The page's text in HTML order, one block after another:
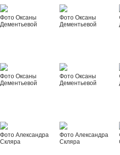
Фото Оксаны
Дементьевой
Фото Оксаны
Дементьевой
Фото Оксаны
Дементьевой
Фото Оксаны
Дементьевой
Фото Александра
Скляра
Фото Александра
Скляра